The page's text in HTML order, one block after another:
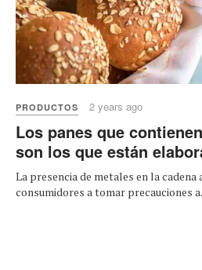
PRODUCTOS 2 years ago
Los panes que
son los que están
La presencia de metales en la
consumidores a tomar precauciones